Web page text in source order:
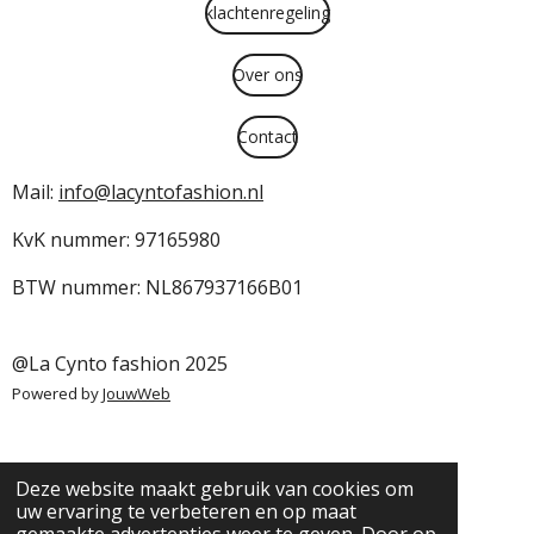
Deze website maakt gebruik van cookies om
uw ervaring te verbeteren en op maat
klachtenregeling
Over ons
Contact
Mail: info@lacyntofashion.nl
KvK nummer: 97165980
BTW nummer: NL867937166B01
@La Cynto fashion 2025
Powered byJouwWeb